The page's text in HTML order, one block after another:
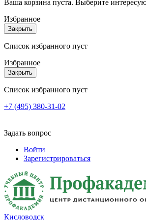
Ваша корзина пуста. Выберите
Избранное
Закрыть
Список избранного пуст
Избранное
Закрыть
Список избранного пуст
+7 (495) 380-31-02
Задать вопрос
Войти
Зарегистрироваться
Кисловодск